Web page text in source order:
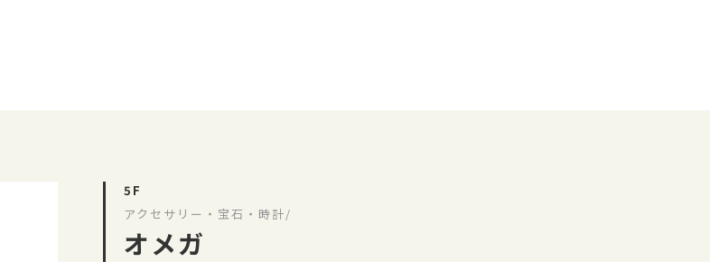
5F
アクセサリー・宝石・時計/
オメガ